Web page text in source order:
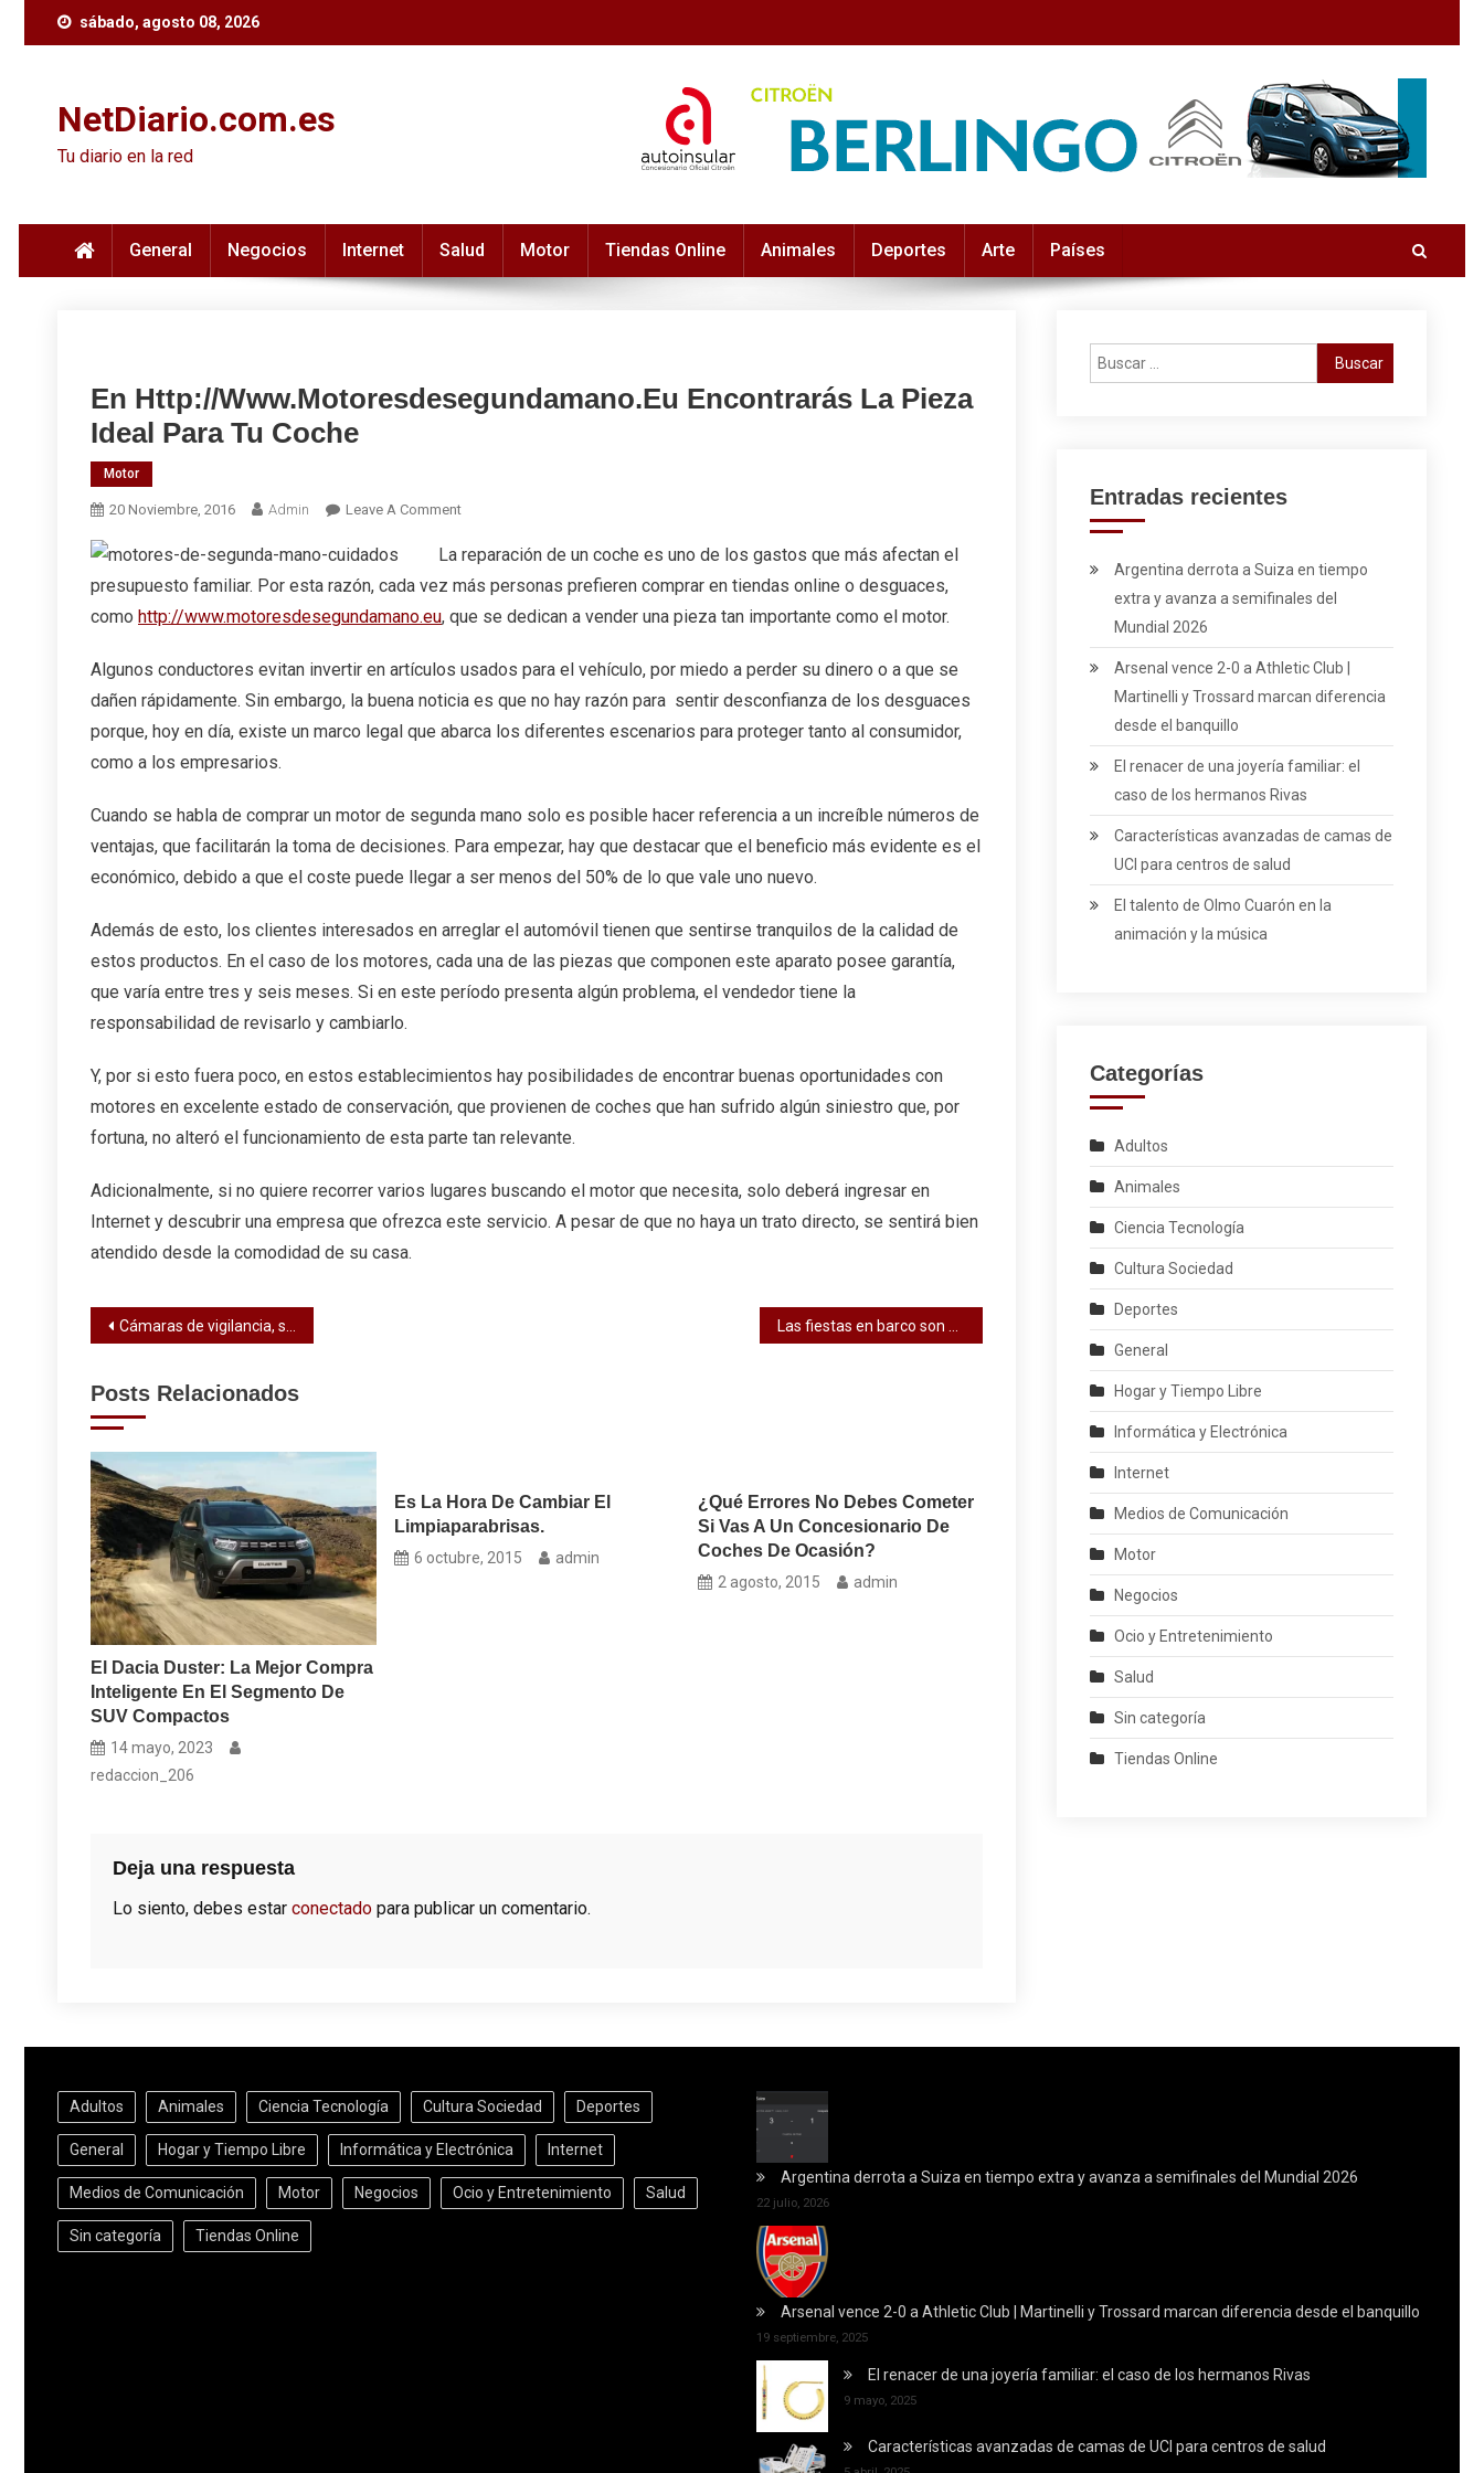
sábado, agosto 08, 2026
NetDiario.com.es
Tu diario en la red
General Negocios Internet Salud Motor Tiendas Online Animales Deportes Arte Países
En Http://www.motoresdesegundamano.eu Encontrarás La Pieza
Ideal Para Tu Coche
Motor
20 Noviembre, 2016 Admin Leave A CommentOn
Http://www.motoresdesegundamano.eu
Encontrarás
La
Tu
Coche
La reparación de un coche es uno de los gastos que más afectan el
presupuesto familiar. Por esta razón, cada vez más personas prefieren comprar en tiendas online o desguaces,
como http://www.motoresdesegundamano.eu, que se dedican a vender una pieza tan importante como el motor.
Algunos conductores evitan invertir en artículos usados para el vehículo, por miedo a perder su dinero o a que se
dañen rápidamente. Sin embargo, la buena noticia es que no hay razón para sentir desconfianza de los desguaces
porque, hoy en día, existe un marco legal que abarca los diferentes escenarios para proteger tanto al consumidor,
como a los empresarios.
Cuando se habla de comprar un motor de segunda mano solo es posible hacer referencia a un increíble números de
ventajas, que facilitarán la toma de decisiones. Para empezar, hay que destacar que el beneficio más evidente es el
económico, debido a que el coste puede llegar a ser menos del 50% de lo que vale uno nuevo.
Además de esto, los clientes interesados en arreglar el automóvil tienen que sentirse tranquilos de la calidad de
estos productos. En el caso de los motores, cada una de las piezas que componen este aparato posee garantía,
que varía entre tres y seis meses. Si en este período presenta algún problema, el vendedor tiene la
responsabilidad de revisarlo y cambiarlo.
Y, por si esto fuera poco, en estos establecimientos hay posibilidades de encontrar buenas oportunidades con
motores en excelente estado de conservación, que provienen de coches que han sufrido algún siniestro que, por
fortuna, no alteró el funcionamiento de esta parte tan relevante.
Adicionalmente, si no quiere recorrer varios lugares buscando el motor que necesita, solo deberá ingresar en
Internet y descubrir una empresa que ofrezca este servicio. A pesar de que no haya un trato directo, se sentirá bien
atendido desde la comodidad de su casa.
Navegación
entradas
Cámaras de vigilancia, seguridad y supervisión
Posts Relacionados
El Dacia Duster: La Mejor Compra
Inteligente En El Segmento De
SUV Compactos
14 mayo, 2023
redaccion_206
Es La Hora De Cambiar El
Limpiaparabrisas.
6 octubre, 2015 admin
¿Qué Errores No Debes Cometer
Si Vas A Un Concesionario De
Coches De Ocasión?
2 agosto, 2015 admin
Deja una respuesta
Lo siento, debes estar conectado para publicar un comentario.
Buscar:
Entradas recientes
Argentina derrota a Suiza en tiempo
extra y avanza a semifinales del
Mundial 2026
Arsenal vence 2-0 a Athletic Club |
Martinelli y Trossard marcan diferencia
desde el banquillo
El renacer de una joyería familiar: el
caso de los hermanos Rivas
Características avanzadas de camas de
UCI para centros de salud
El talento de Olmo Cuarón en la
animación y la música
Categorías
Adultos
Animales
Ciencia Tecnología
Cultura Sociedad
Deportes
General
Hogar y Tiempo Libre
Informática y Electrónica
Internet
Medios de Comunicación
Motor
Negocios
Ocio y Entretenimiento
Salud
Sin categoría
Tiendas Online
Adultos Animales Ciencia Tecnología Cultura Sociedad Deportes
General Hogar y Tiempo Libre Informática y Electrónica Internet
Medios de Comunicación Motor Negocios Ocio y Entretenimiento Salud
Sin categoría Tiendas Online
Argentina derrota a Suiza en tiempo extra y avanza a semifinales del Mundial 2026
22 julio, 2026
Arsenal vence 2-0 a Athletic Club | Martinelli y Trossard marcan diferencia desde el banquillo
19 septiembre, 2025
El renacer de una joyería familiar: el caso de los hermanos Rivas
9 mayo, 2025
Características avanzadas de camas de UCI para centros de salud